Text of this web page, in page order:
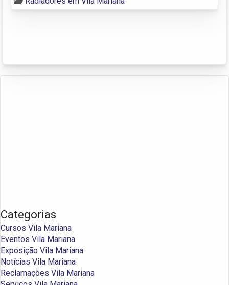
Categorias
Cursos Vila Mariana
Eventos Vila Mariana
Exposição Vila Mariana
Notícias Vila Mariana
Reclamações Vila Mariana